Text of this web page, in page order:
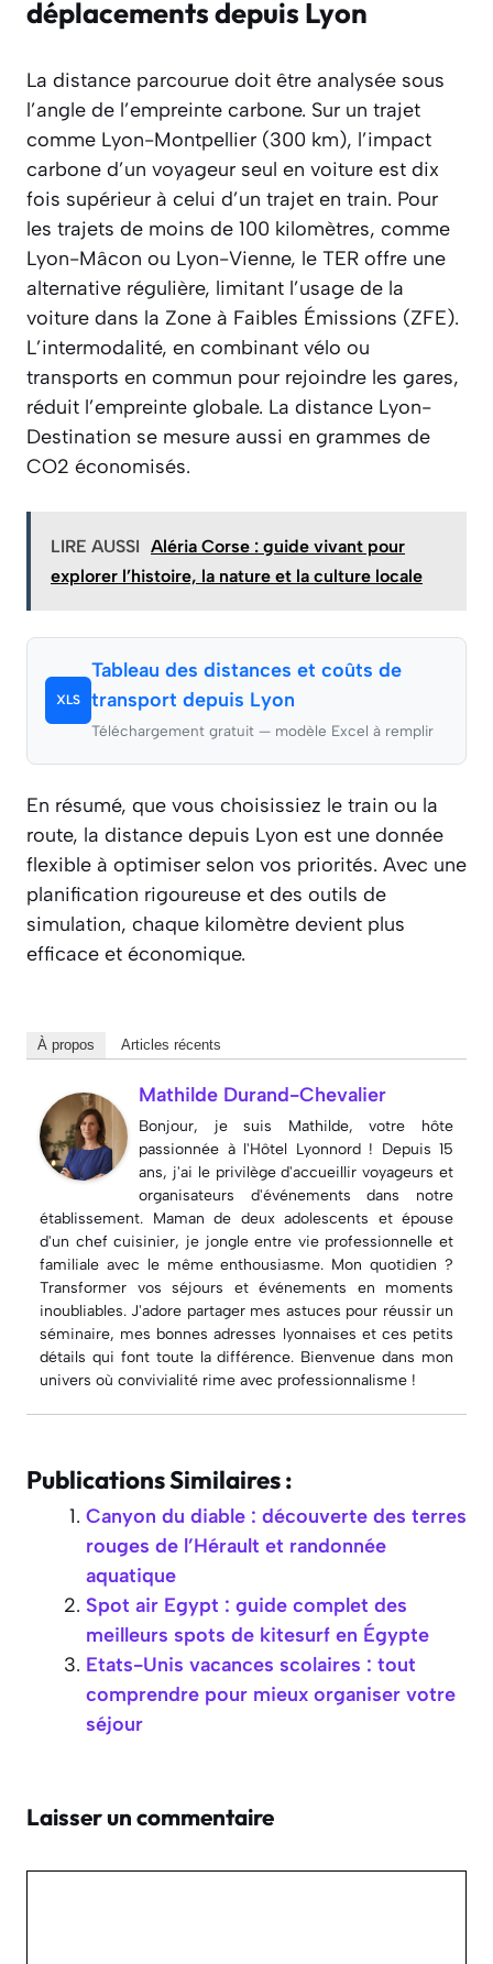
déplacements depuis Lyon
La distance parcourue doit être analysée sous
l’angle de l’empreinte carbone. Sur un trajet
comme Lyon-Montpellier (300 km), l’impact
carbone d’un voyageur seul en voiture est dix
fois supérieur à celui d’un trajet en train. Pour
les trajets de moins de 100 kilomètres, comme
Lyon-Mâcon ou Lyon-Vienne, le TER offre une
alternative régulière, limitant l’usage de la
voiture dans la Zone à Faibles Émissions (ZFE).
L’intermodalité, en combinant vélo ou
transports en commun pour rejoindre les gares,
réduit l’empreinte globale. La distance Lyon-
Destination se mesure aussi en grammes de
CO2 économisés.
LIRE AUSSI Aléria Corse : guide vivant pour
explorer l’histoire, la nature et la culture locale
XLS
Tableau des distances et coûts de
transport depuis Lyon
Téléchargement gratuit — modèle Excel à remplir
En résumé, que vous choisissiez le train ou la
route, la distance depuis Lyon est une donnée
flexible à optimiser selon vos priorités. Avec une
planification rigoureuse et des outils de
simulation, chaque kilomètre devient plus
efficace et économique.
À propos Articles récents
Mathilde Durand-Chevalier
Bonjour, je suis Mathilde, votre hôte
passionnée à l'Hôtel Lyonnord ! Depuis 15
ans, j'ai le privilège d'accueillir voyageurs et
organisateurs d'événements dans notre
établissement. Maman de deux adolescents et épouse
d'un chef cuisinier, je jongle entre vie professionnelle et
familiale avec le même enthousiasme. Mon quotidien ?
Transformer vos séjours et événements en moments
inoubliables. J'adore partager mes astuces pour réussir un
séminaire, mes bonnes adresses lyonnaises et ces petits
détails qui font toute la différence. Bienvenue dans mon
univers où convivialité rime avec professionnalisme !
Publications Similaires :
Canyon du diable : découverte des terres
rouges de l’Hérault et randonnée
aquatique
Spot air Egypt : guide complet des
meilleurs spots de kitesurf en Égypte
Etats-Unis vacances scolaires : tout
comprendre pour mieux organiser votre
séjour
Laisser un commentaire